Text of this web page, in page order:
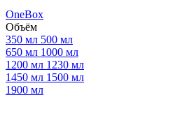
OneBox
Объём
350 мл 500 мл
650 мл 1000 мл
1200 мл 1230 мл
1450 мл 1500 мл
1900 мл